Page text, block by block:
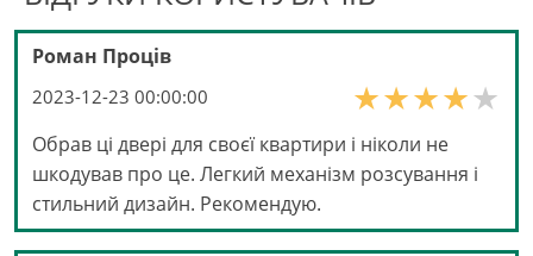
Роман Проців
2023-12-23 00:00:00
Обрав ці двері для своєї квартири і ніколи не
шкодував про це. Легкий механізм розсування і
стильний дизайн. Рекомендую.